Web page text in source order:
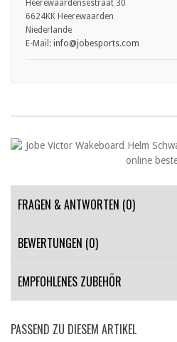
Heerewaardensestraat 30
6624KK Heerewaarden
Niederlande
E-Mail: info@jobesports.com
FRAGEN & ANTWORTEN (0)
BEWERTUNGEN (0)
EMPFOHLENES ZUBEHÖR
PASSEND ZU DIESEM ARTIKEL